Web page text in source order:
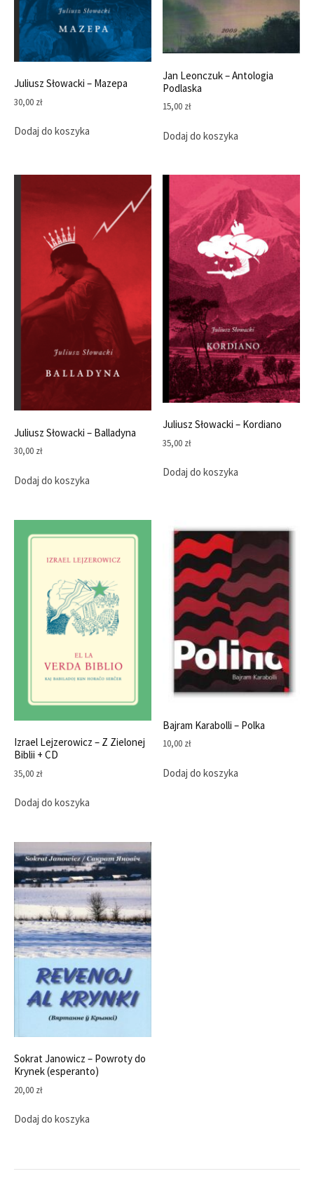
Juliusz Słowacki – Mazepa
30,00 zł
Dodaj do koszyka
Jan Leonczuk – Antologia
Podlaska
15,00 zł
Dodaj do koszyka
Juliusz Słowacki – Balladyna
30,00 zł
Dodaj do koszyka
Juliusz Słowacki – Kordiano
35,00 zł
Dodaj do koszyka
Izrael Lejzerowicz – Z Zielonej
Biblii + CD
35,00 zł
Dodaj do koszyka
Bajram Karabolli – Polka
10,00 zł
Dodaj do koszyka
Sokrat Janowicz – Powroty do
Krynek (esperanto)
20,00 zł
Dodaj do koszyka